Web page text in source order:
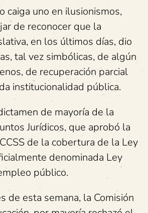
caiga uno en ilusionismos,
de reconocer que la
en los últimos días, dio
tal vez simbólicas, de algún
de recuperación parcial
institucionalidad pública.
de mayoría de la
Jurídicos, que aprobó la
de la cobertura de la Ley
denominada Ley
público.
de esta semana, la Comisión